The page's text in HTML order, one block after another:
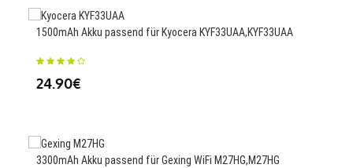
1500mAh Akku passend für Kyocera KYF33UAA,KYF33UAA
24.90€
3300mAh Akku passend für Gexing WiFi M27HG,M27HG